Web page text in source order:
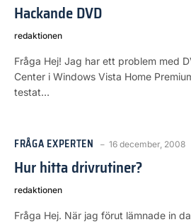
Hackande DVD
redaktionen
Fråga Hej! Jag har ett problem med
Center i Windows Vista Home
testat…
FRÅGA EXPERTEN 16 december, 2008
Hur hitta drivrutiner?
redaktionen
Fråga Hej. När jag förut lämnade in